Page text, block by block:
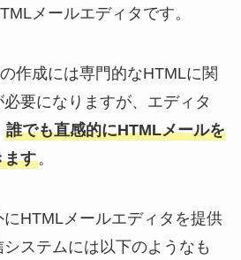
メールエディタです。
作成には専門的なHTMLに関
要になりますが、エディタ
誰でも直感的にHTMLメールを
ます。
HTMLメールエディタを提供
ステムには以下のようなも